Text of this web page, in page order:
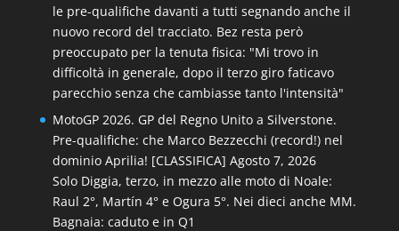
le pre-qualifiche davanti a tutti segnando anche il
nuovo record del tracciato. Bez resta però
preoccupato per la tenuta fisica: "Mi trovo in
difficoltà in generale, dopo il terzo giro faticavo
parecchio senza che cambiasse tanto l'intensità"
MotoGP 2026. GP del Regno Unito a Silverstone.
Pre-qualifiche: che Marco Bezzecchi (record!) nel
dominio Aprilia! [CLASSIFICA] Agosto 7, 2026
Solo Diggia, terzo, in mezzo alle moto di Noale:
Raul 2°, Martín 4° e Ogura 5°. Nei dieci anche MM.
Bagnaia: caduto e in Q1